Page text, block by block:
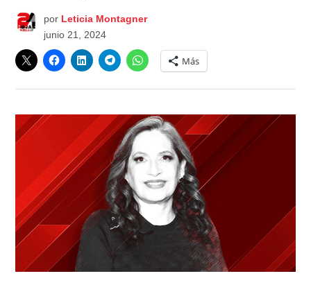
por Leticia Montagner
junio 21, 2024
Más